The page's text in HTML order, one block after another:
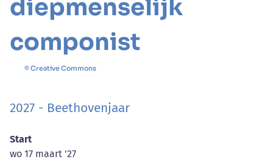
diepmenselijk
componist
© Creative Commons
2027 - Beethovenjaar
Start
wo 17 maart '27